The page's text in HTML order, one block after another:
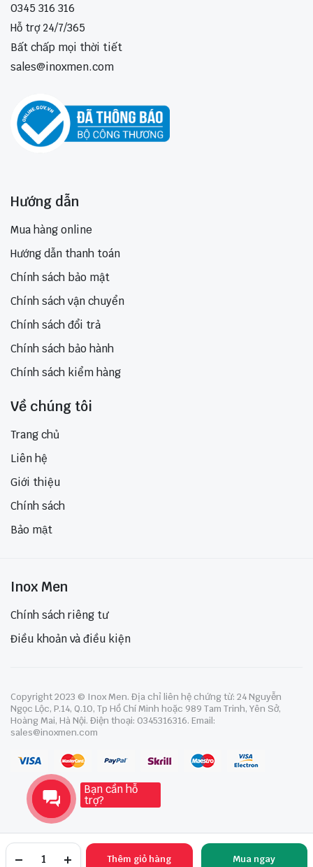
Thêm giỏ hàng Mua ngay
0345 316 316
Hỗ trợ 24/7/365
Bất chấp mọi thời tiết
sales@inoxmen.com
Hướng dẫn
Mua hàng online
Hướng dẫn thanh toán
Chính sách bảo mật
Chính sách vận chuyển
Chính sách đổi trả
Chính sách bảo hành
Chính sách kiểm hàng
Về chúng tôi
Trang chủ
Liên hệ
Giới thiệu
Chính sách
Bảo mật
Inox Men
Chính sách riêng tư
Điều khoản và điều kiện
Copyright 2023 © Inox Men. Địa chỉ liên hệ chứng từ: 24 Nguyễn
Ngọc Lộc, P.14, Q.10, Tp Hồ Chí Minh hoặc 989 Tam Trinh, Yên Sở,
Hoàng Mai, Hà Nội. Điện thoại: 0345316316. Email:
sales@inoxmen.com
Bạn cần hỗ
trợ?